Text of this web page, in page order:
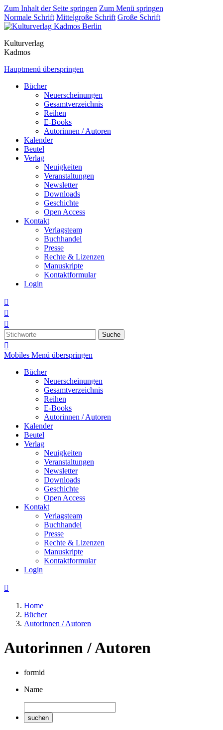
Zum Inhalt der Seite springen Zum Menü springen
Normale Schrift Mittelgroße Schrift Große Schrift
Kulturverlag
Kadmos
Hauptmenü überspringen
Bücher
Neuerscheinungen
Gesamtverzeichnis
Reihen
E-Books
Autorinnen / Autoren
Kalender
Beutel
Verlag
Neuigkeiten
Veranstaltungen
Newsletter
Downloads
Geschichte
Open Access
Kontakt
Verlagsteam
Buchhandel
Presse
Rechte & Lizenzen
Manuskripte
Kontaktformular
Login



Suche

Mobiles Menü überspringen
Bücher
Neuerscheinungen
Gesamtverzeichnis
Reihen
E-Books
Autorinnen / Autoren
Kalender
Beutel
Verlag
Neuigkeiten
Veranstaltungen
Newsletter
Downloads
Geschichte
Open Access
Kontakt
Verlagsteam
Buchhandel
Presse
Rechte & Lizenzen
Manuskripte
Kontaktformular
Login

Home
Bücher
Autorinnen / Autoren
Autorinnen / Autoren
formid
Name
suchen